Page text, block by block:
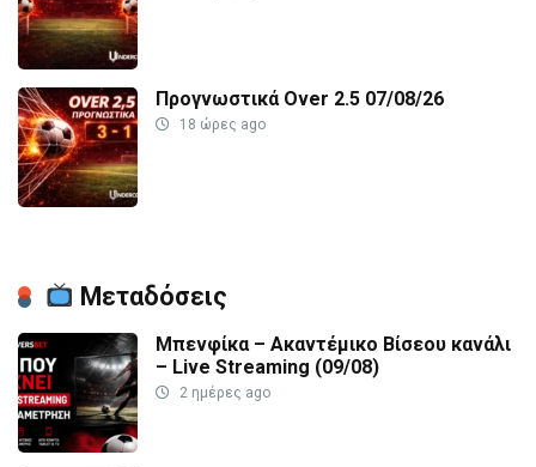
Προγνωστικά Over 2.5 07/08/26
18 ώρες ago
Μεταδόσεις
Μπενφίκα – Ακαντέμικο Βίσεου κανάλι
– Live Streaming (09/08)
2 ημέρες ago